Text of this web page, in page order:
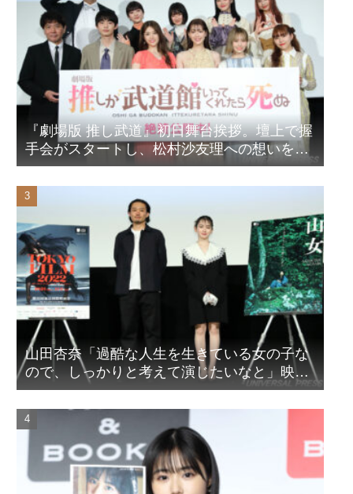
『劇場版 推し武道』初日舞台挨拶。壇上で握
手会がスタートし、松村沙友理への想いをア
ピール！？
山田杏奈「過酷な人生を生きている女の子な
ので、しっかりと考えて演じたいなと」映画
『山女』東京国際映画祭Q&A